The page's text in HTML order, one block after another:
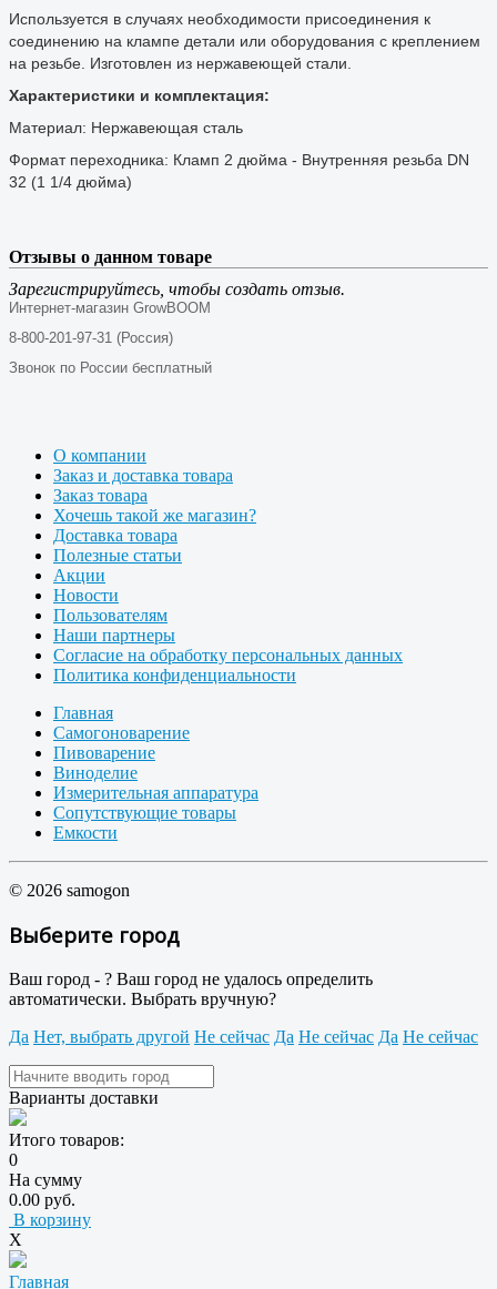
Используется в случаях необходимости присоединения к
соединению на клампе детали или оборудования с креплением
на резьбе. Изготовлен из нержавеющей стали.
Характеристики и комплектация:
Материал: Нержавеющая сталь
Формат переходника: Кламп 2 дюйма - Внутренняя резьба DN
32 (1 1/4 дюйма)
Отзывы о данном товаре
Зарегистрируйтесь, чтобы создать отзыв.
Интернет-магазин GrowBOOM
8-800-201-97-31 (Россия)
Звонок по России бесплатный
О компании
Заказ и доставка товара
Заказ товара
Хочешь такой же магазин?
Доставка товара
Полезные статьи
Акции
Новости
Пользователям
Наши партнеры
Согласие на обработку персональных данных
Политика конфиденциальности
Главная
Самогоноварение
Пивоварение
Виноделие
Измерительная аппаратура
Сопутствующие товары
Емкости
© 2026 samogon
Выберите город
Ваш город - ? Ваш город не удалось определить
автоматически. Выбрать вручную?
Да Нет, выбрать другой Не сейчас Да Не сейчас Да Не сейчас
Варианты доставки
Итого товаров:
0
На сумму
0.00 руб.
В корзину
X
Главная